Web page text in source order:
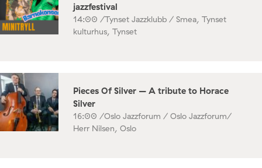
jazzfestival
14:00 /Tynset Jazzklubb / Smea, Tynset
kulturhus, Tynset
Pieces Of Silver – A tribute to Horace
Silver
16:00 /Oslo Jazzforum / Oslo Jazzforum/
Herr Nilsen, Oslo